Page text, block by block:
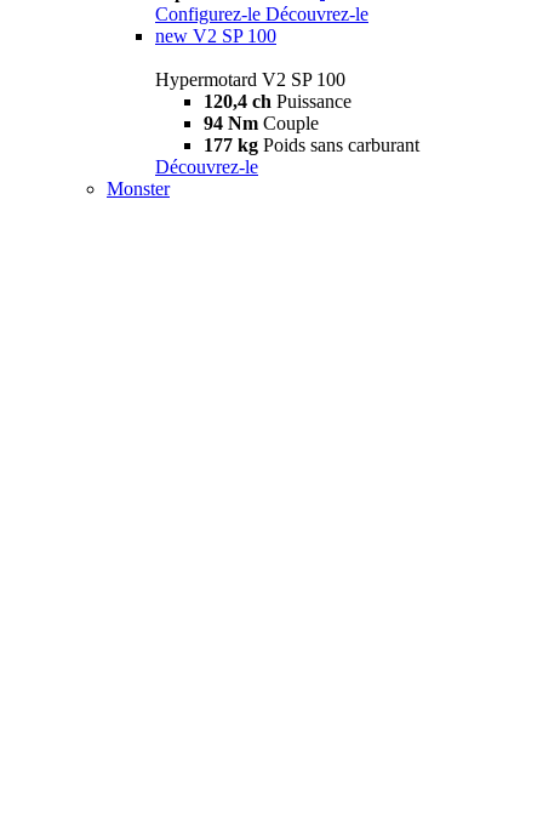
Configurez-le Découvrez-le
new V2 SP 100
Hypermotard V2 SP 100
120,4 ch Puissance
94 Nm Couple
177 kg Poids sans carburant
Découvrez-le
Monster